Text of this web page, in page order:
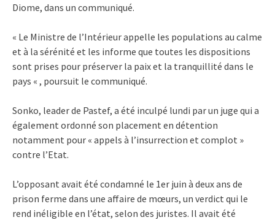
Diome, dans un communiqué.
« Le Ministre de l’Intérieur appelle les populations au calme
et à la sérénité et les informe que toutes les dispositions
sont prises pour préserver la paix et la tranquillité dans le
pays « , poursuit le communiqué.
Sonko, leader de Pastef, a été inculpé lundi par un juge qui a
également ordonné son placement en détention
notamment pour « appels à l’insurrection et complot »
contre l’Etat.
L’opposant avait été condamné le 1er juin à deux ans de
prison ferme dans une affaire de mœurs, un verdict qui le
rend inéligible en l’état, selon des juristes. Il avait été